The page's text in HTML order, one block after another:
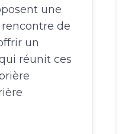
une
de
un
réunit ces